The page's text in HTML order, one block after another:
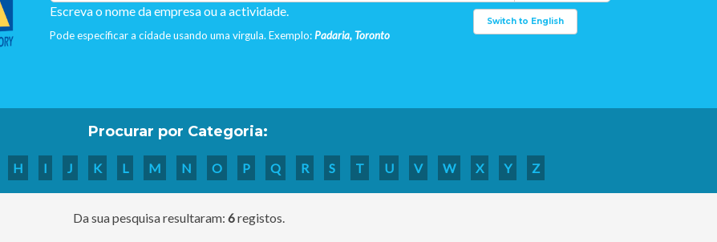
Escreva o nome da empresa ou a actividade.
Pode especificar a cidade usando uma virgula. Exemplo: Padaria, Toronto
Switch to English
Procurar por Categoria:
H I J K L M N O P Q R S T U V W X Y Z
Da sua pesquisa resultaram: 6registos.